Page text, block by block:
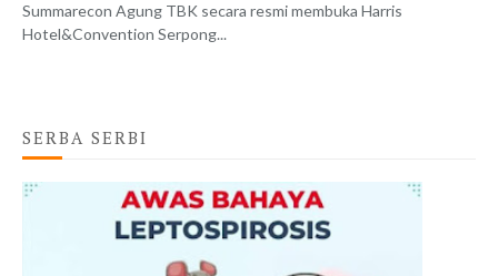
Summarecon Agung TBK secara resmi membuka Harris
Hotel&Convention Serpong...
SERBA SERBI